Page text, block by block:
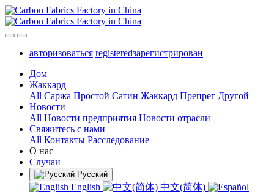
авторизоваться registeredзарегистрирован
Дом
Жаккард
All Саржа Простой Сатин Жаккард Препрег Другой
Новости
All Новости предприятия Новости отрасли
Свяжитесь с нами
All Контакты Расследование
О нас
Случаи
Русский
English
中文(简体)